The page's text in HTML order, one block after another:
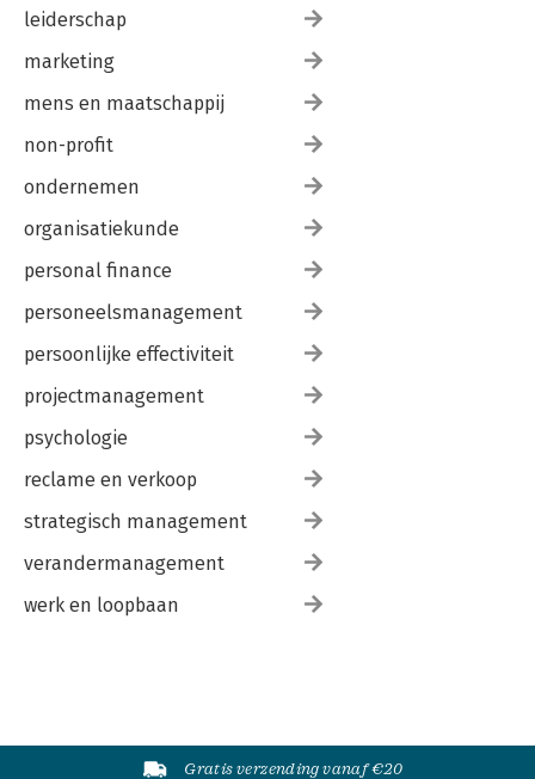
leiderschap
marketing
mens en maatschappij
non-profit
ondernemen
organisatiekunde
personal finance
personeelsmanagement
persoonlijke effectiviteit
projectmanagement
psychologie
reclame en verkoop
strategisch management
verandermanagement
werk en loopbaan
Gratis verzending vanaf €20